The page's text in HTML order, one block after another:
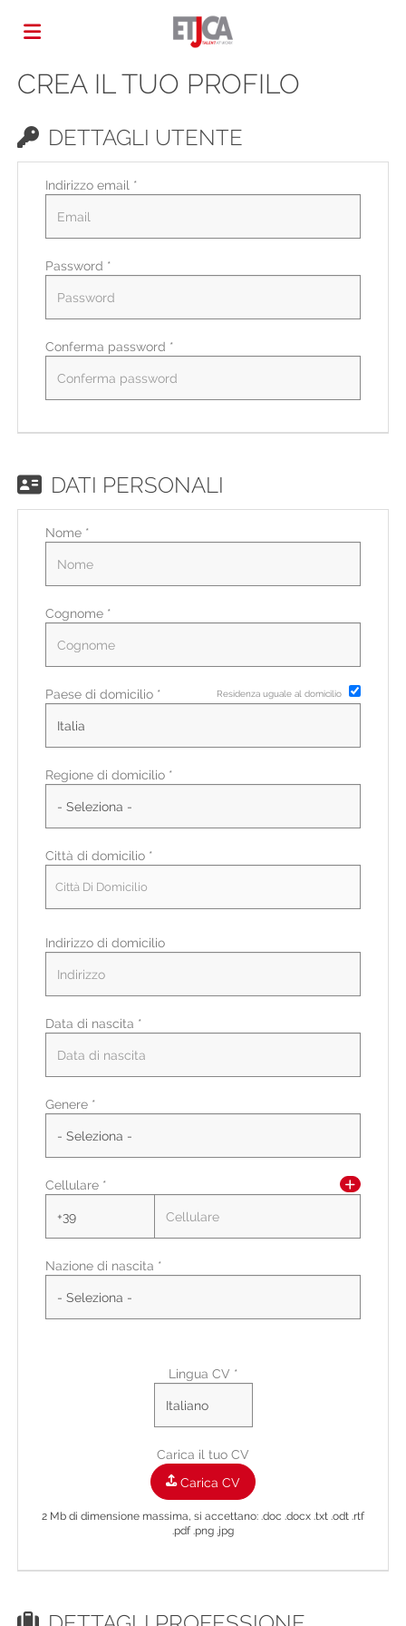
Home
Offerte
di
lavoro
Carica
il
CV
Login
Lingua
FR
IT
ES
PT
CREA IL TUO PROFILO
DETTAGLI UTENTE
Indirizzo email *
Password *
Conferma password *
DATI PERSONALI
Nome *
Cognome *
Paese di domicilio * Residenza uguale al domicilio
Regione di domicilio *
Città di domicilio *
Città Di Domicilio
Indirizzo di domicilio
Data di nascita *
Genere *
Cellulare *
Nazione di nascita *
Lingua CV *
Carica il tuo CV
Carica CV
2 Mb di dimensione massima, si accettano: .doc .docx .txt .odt .rtf
.pdf .png .jpg